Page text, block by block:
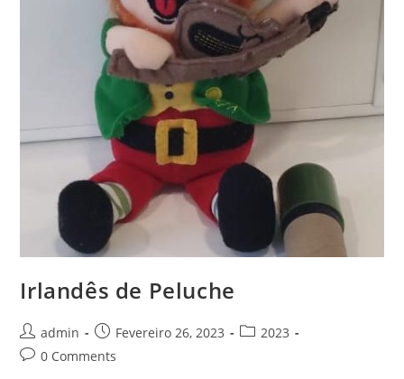
Irlandês de Peluche
Post
author:
admin
Post
published:
Fevereiro 26, 2023
Post2023
Post0 Comments